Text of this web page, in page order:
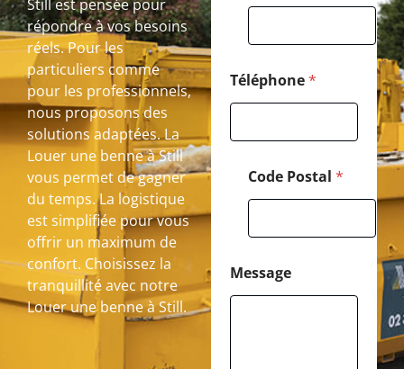
Still est pensée pour
répondre à vos besoins
réels. Pour les
particuliers comme
pour les professionnels,
nous proposons des
solutions adaptées. La
Louer une benne à Still
vous permet de gagner
du temps. La logistique
est simplifiée pour vous
offrir un maximum de
confort. Choisissez la
tranquillité avec notre
Louer une benne à Still.
Téléphone*
Code Postal *
Message